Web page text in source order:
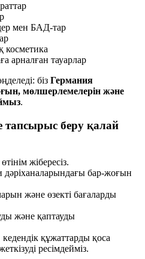
мен БАД-тар
косметика
арналған тауарлар
біз Германия
мөлшерлемелерін және
.
тапсырыс беру қалай
жібересіз.
дәріханаларындағы бар-жоғын
және өзекті бағаларды
және қаптауды
құжаттарды қоса
ресімдейміз.